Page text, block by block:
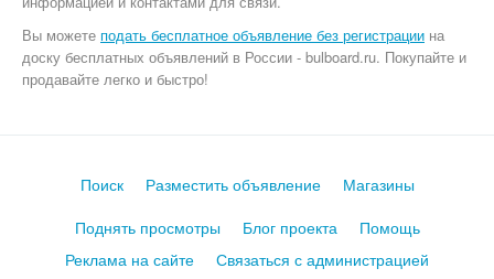
Вы можете подать бесплатное объявление без регистрации на
доску бесплатных объявлений в России - bulboard.ru. Покупайте и
продавайте легко и быстро!
Поиск Разместить объявление Магазины
Поднять просмотры Блог проекта
Помощь
Реклама на сайте
Связаться с администрацией